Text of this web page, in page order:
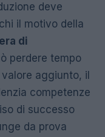
deve
il motivo della
di
perdere tempo
aggiunto, il
competenze
di successo
da prova